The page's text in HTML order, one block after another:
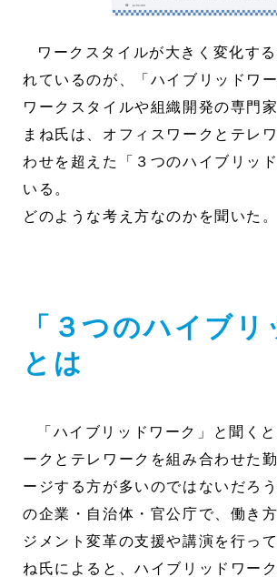
ワークスタイルが大きく変化す
れているのが、「ハイブリッドワー
ワークスタイルや組織開発の専門
まね氏は、オフィスワークとテレ
わせを超えた「３つのハイブリッ
いる。
どのような考え方なのかを聞いた。
「３つのハイブリ
とは
「ハイブリッドワーク」と聞く
ークとテレワークを組み合わせた
ージする方が多いのではないだろ
の企業・自治体・官公庁で、働き
ジメント変革の支援や講演を行っ
ね氏によると、ハイブリッドワー